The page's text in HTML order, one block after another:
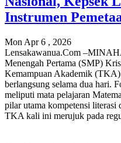
Instrumen
Mon Apr 6 , 2026
Lensakawanua.Com
Menengah Pertama (SMP)
Kemampuan Akademik (TKA)
berlangsung selama dua hari.
meliputi mata pelajaran
pilar utama kompetensi literasi
TKA kali ini merujuk pada